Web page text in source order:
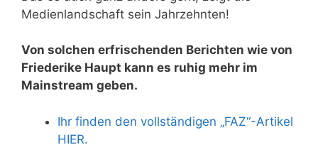
Medienlandschaft sein Jahrzehnten!
Von solchen erfrischenden Berichten wie von
Friederike Haupt kann es ruhig mehr im
Mainstream geben.
Ihr finden den vollständigen „FAZ“-Artikel
HIER.